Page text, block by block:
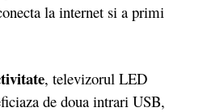
la internet si a primi
, televizorul LED
de doua intrari USB,